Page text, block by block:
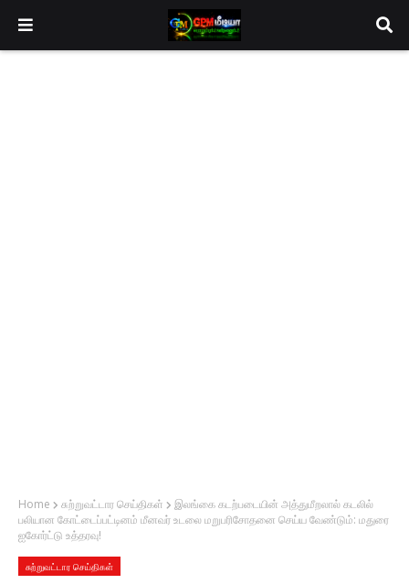
Home சுற்றுவட்டார செய்திகள்
இலங்கை கடற்படையின் அத்துமீறலால் கடலில்
பலியான கோட்டைப்பட்டினம் மீனவர் உடலை மறுபரிசோதனை செய்ய வேண்டும்: மதுரை
ஐகோர்ட்டு உத்தரவு!
சுற்றுவட்டார செய்திகள்